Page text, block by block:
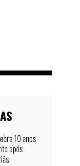
10 anos
após